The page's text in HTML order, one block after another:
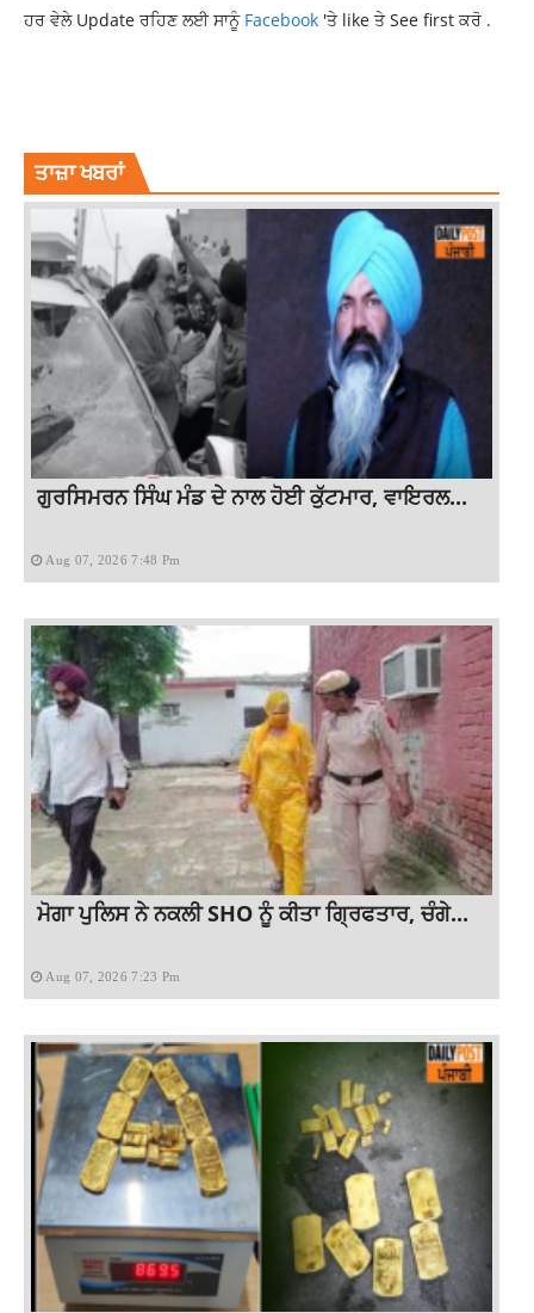
ਹਰ ਵੇਲੇ Update ਰਹਿਣ ਲਈ ਸਾਨੂੰ Facebook 'ਤੇ like ਤੇ See first ਕਰੋ .
ਤਾਜ਼ਾ ਖਬਰਾਂ
ਗੁਰਸਿਮਰਨ ਸਿੰਘ ਮੰਡ ਦੇ ਨਾਲ ਹੋਈ ਕੁੱਟਮਾਰ, ਵਾਇਰਲ...
Aug 07, 2026 7:48 Pm
ਮੋਗਾ ਪੁਲਿਸ ਨੇ ਨਕਲੀ SHO ਨੂੰ ਕੀਤਾ ਗ੍ਰਿਫਤਾਰ, ਚੰਗੇ...
Aug 07, 2026 7:23 Pm